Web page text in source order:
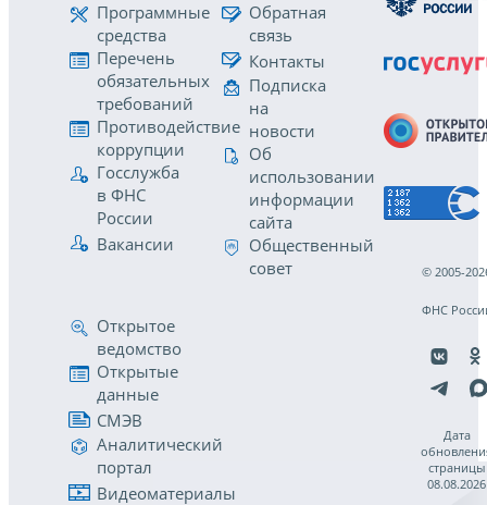
Программные
средства
Перечень
обязательных
требований
Противодействие
коррупции
Госслужба
в ФНС
России
Вакансии
Обратная
связь
Контакты
Подписка
на
новости
Об
использовании
информации
сайта
Общественный
совет
Открытое
ведомство
Открытые
данные
СМЭВ
Аналитический
портал
Видеоматериалы
© 2005-
ФНС
Дата
страницы
08.08.2026